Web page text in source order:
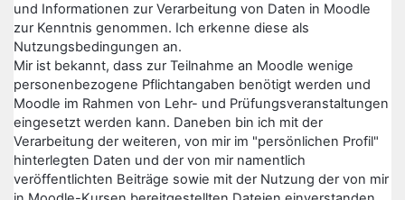
und Informationen zur Verarbeitung von Daten in Moodle
zur Kenntnis genommen. Ich erkenne diese als
Nutzungsbedingungen an.
Mir ist bekannt, dass zur Teilnahme an Moodle wenige
personenbezogene Pflichtangaben benötigt werden und
Moodle im Rahmen von Lehr- und Prüfungsveranstaltungen
eingesetzt werden kann. Daneben bin ich mit der
Verarbeitung der weiteren, von mir im "persönlichen Profil"
hinterlegten Daten und der von mir namentlich
veröffentlichten Beiträge sowie mit der Nutzung der von mir